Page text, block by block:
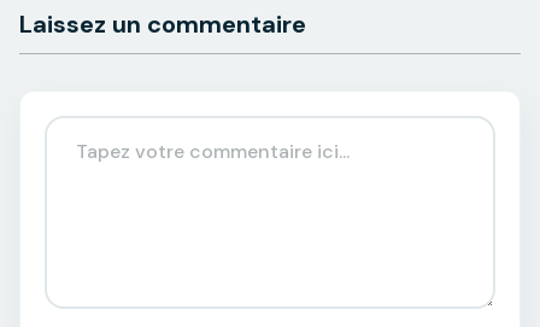
Laissez un commentaire